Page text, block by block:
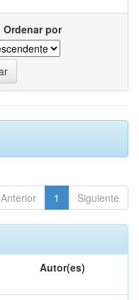
Ordenar por
Anterior 1 Siguiente
Autor(es)